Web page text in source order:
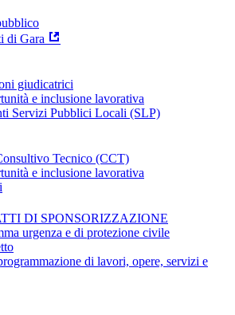
di Gara
giudicatrici
e inclusione lavorativa
Servizi Pubblici Locali (SLP)
Tecnico (CCT)
e inclusione lavorativa
DI SPONSORIZZAZIONE
urgenza e di protezione civile
di lavori, opere, servizi e